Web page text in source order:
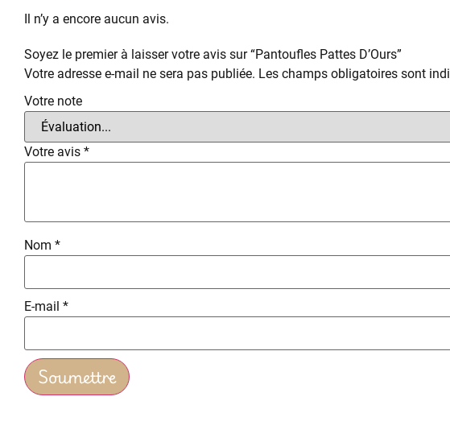
Il n’y a encore aucun avis.
Soyez le premier à laisser votre avis sur “Pantoufles Pattes D’Ours”
Votre adresse e-mail ne sera pas publiée. Les champs obligatoires sont
Votre note
Votre avis *
Nom *
E-mail *